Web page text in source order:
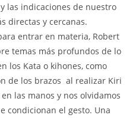
las indicaciones de nuestro
directas y cercanas.
entrar en materia, Robert
temas más profundos de lo
los Kata o kihones, como
de los brazos al realizar Kiri
las manos y nos olvidamos
condicionan el gesto. Una